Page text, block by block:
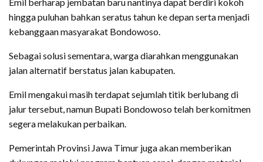
hingga puluhan bahkan seratus tahun ke depan serta menjadi
kebanggaan masyarakat Bondowoso.
Sebagai solusi sementara, warga diarahkan menggunakan
jalan alternatif berstatus jalan kabupaten.
Emil mengakui masih terdapat sejumlah titik berlubang di
jalur tersebut, namun Bupati Bondowoso telah berkomitmen
segera melakukan perbaikan.
Pemerintah Provinsi Jawa Timur juga akan memberikan